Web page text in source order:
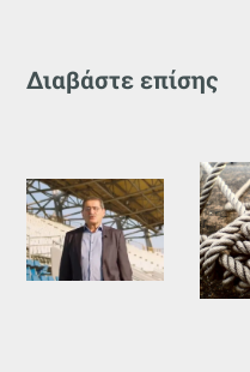
Διαβάστε επίσης